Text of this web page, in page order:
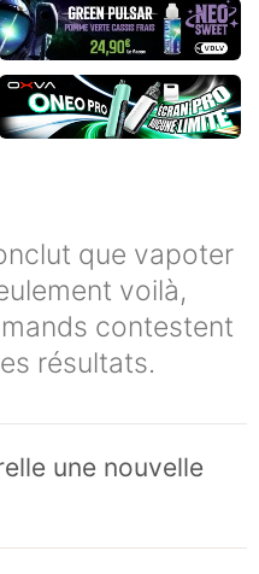
que vapoter
voilà,
contestent
résultats.
une nouvelle